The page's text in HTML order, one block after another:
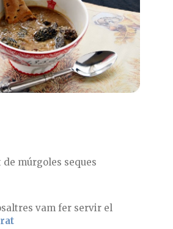
de múrgoles seques
vam fer servir el